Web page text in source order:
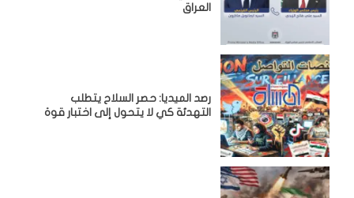
العراق
رصد الميديا: حصر السلاح يتطلب
التهدئة كي لا يتحول إلى اختبار قوة